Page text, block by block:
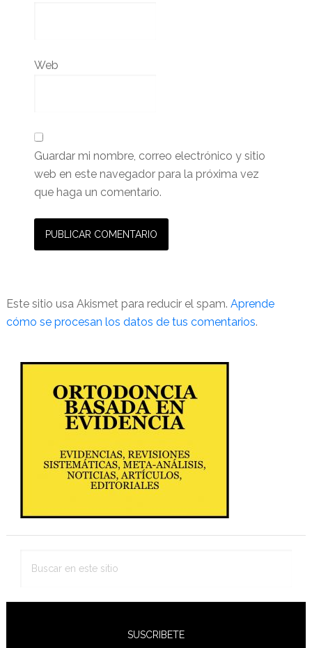
Web
Guardar mi nombre, correo electrónico y sitio
web en este navegador para la próxima vez
que haga un comentario.
Este sitio usa Akismet para reducir el spam. Aprende
cómo se procesan los datos de tus comentarios.
Barra
lateral
primaria
SUSCRIBETE